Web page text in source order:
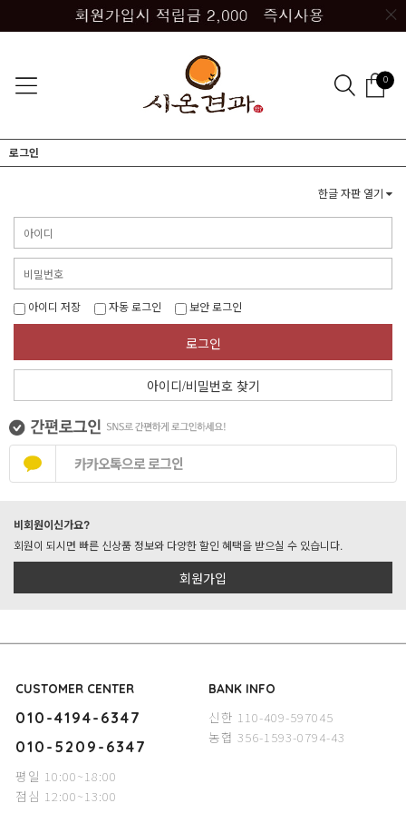
0
로그인
한글 자판 열기
아이디 저장 자동 로그인 보안 로그인
로그인
아이디/비밀번호 찾기
카카오톡으로 로그인
비회원이신가요?
회원이 되시면 빠른 신상품 정보와 다양한 할인 혜택을 받으실 수 있습니다.
회원가입
CUSTOMER CENTER
010-4194-6347
010-5209-6347
평일 10:00~18:00
점심 12:00~13:00
BANK INFO
신한 110-409-597045
농협 356-1593-0794-43